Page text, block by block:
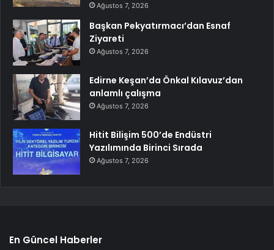
Ağustos 7, 2026
Başkan Pekyatırmacı’dan Esnaf
Ziyareti
Ağustos 7, 2026
Edirne Keşan’da Önkal Kılavuz’dan
anlamlı çalışma
Ağustos 7, 2026
Hitit Bilişim 500’de Endüstri
Yazılımında Birinci Sırada
Ağustos 7, 2026
En Güncel Haberler